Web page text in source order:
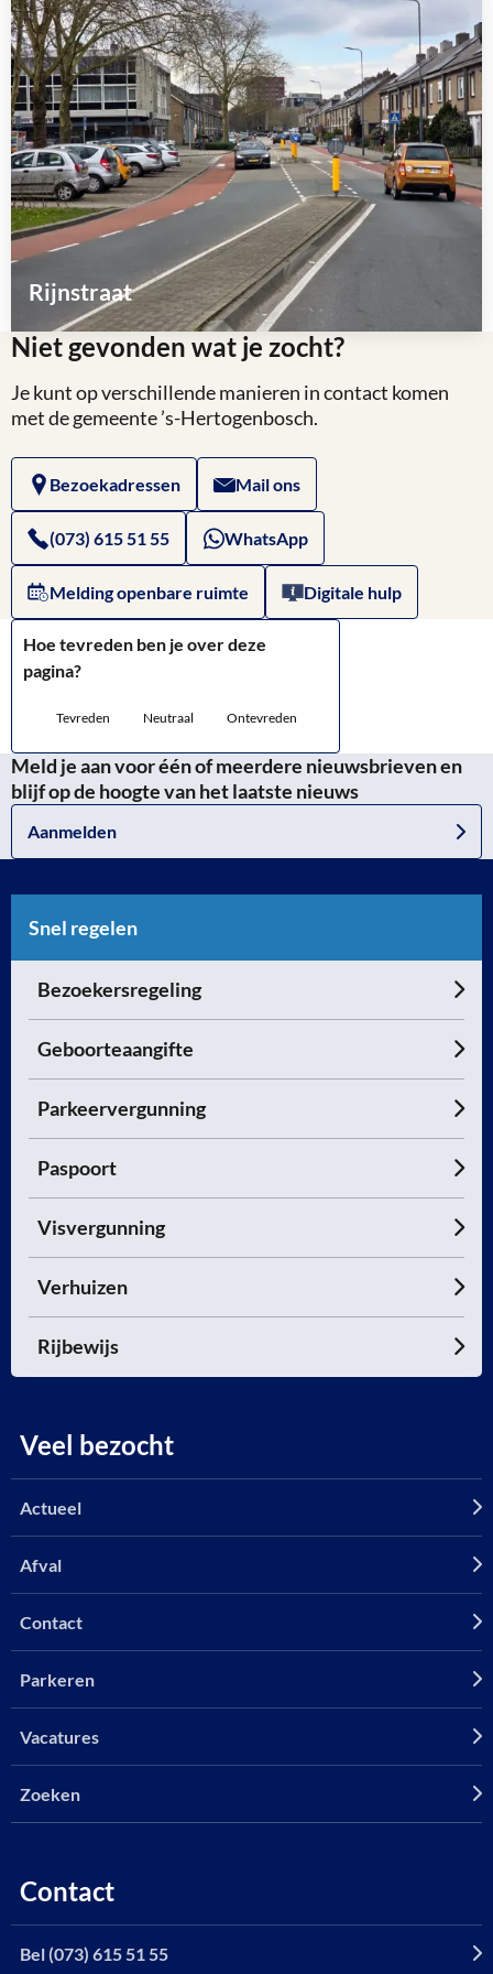
over
Rijnstraat
Lees
over
Niet gevonden wat je zocht?
Je kunt op verschillende manieren in contact komen
met de gemeente ’s-Hertogenbosch.
Bezoekadressen Mail ons
(073) 615 51 55 WhatsApp
Melding openbare ruimte Digitale hulp
Hoe tevreden ben je over deze
pagina?
Tevreden Neutraal Ontevreden
Meld je aan voor één of meerdere nieuwsbrieven en
blijf op de hoogte van het laatste nieuws
Aanmelden
Snel regelen
Bezoekersregeling
Geboorteaangifte
Parkeervergunning
Paspoort
Visvergunning
Verhuizen
Rijbewijs
Veel bezocht
Actueel
Afval
Contact
Parkeren
Vacatures
Zoeken
Contact
Bel (073) 615 51 55